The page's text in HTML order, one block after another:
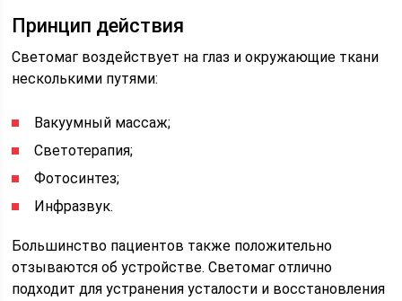
Принцип действия
Светомаг воздействует на глаз и окружающие ткани
несколькими путями:
Вакуумный массаж;
Светотерапия;
Фотосинтез;
Инфразвук.
Большинство пациентов также положительно
отзываются об устройстве. Светомаг отлично
подходит для устранения усталости и восстановления